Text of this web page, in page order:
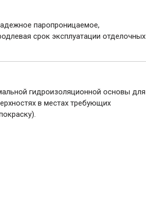
паропроницаемое,
срок эксплуатации отделочных
гидроизоляционной основы для
в местах требующих